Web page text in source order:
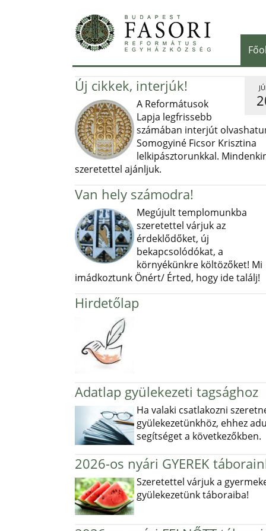
Új cikkek, interjúk!
A Reformátusok
Lapja legfrissebb
számában interjút
Somogyiné Ficsor Krisztina
lelkipásztorunkkal.
szeretettel ajánljuk.
Van hely számodra!
Megújult templomunkba
szeretettel várjuk az
érdeklődőket, új
bekapcsolódókat, a
környékünkre költözőket! Mi
imádkoztunk Önért/ Érted, hogy ide találj!
Hirdetőlap
Adatlap gyülekezeti tagsághoz
Ha valaki csatlakozni
gyülekezetünkhöz, ehhez
segítséget a következőkben.
2026-os nyári GYEREK
Szeretettel várjuk a
gyülekezetünk táboraiba!